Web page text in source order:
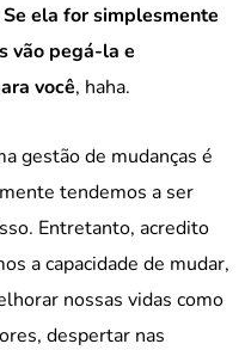
Se ela for simplesmente
vão pegá-la e
você, haha.
gestão de mudanças é
tendemos a ser
Entretanto, acredito
a capacidade de mudar,
nossas vidas como
despertar nas